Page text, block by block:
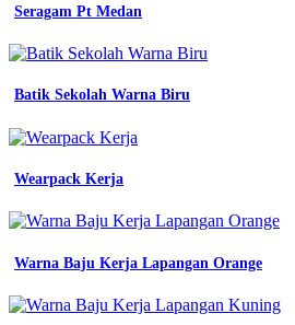
seragam
wanita
kerja
biru
jual
pdl
seragam
pdh
lapangan
kerja
Seragam Pt Medan
Batik Sekolah Warna Biru
Wearpack Kerja
Warna Baju Kerja Lapangan Orange